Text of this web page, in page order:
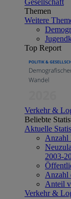
Themen
Weitere
Top Report
Verkehr &
Beliebte
Aktuelle
Anzahl
2003-
Anzahl
Anteil
Verkehr &